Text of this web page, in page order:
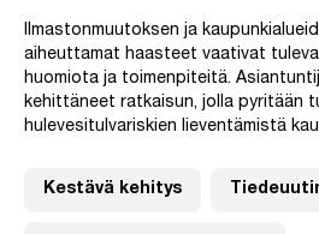
Ilmastonmuutoksen ja
aiheuttamat haasteet vaativat
huomiota ja toimenpiteitä.
kehittäneet ratkaisun, jolla pyritään
hulevesitulvariskien lieventämistä
Kestävä kehitys